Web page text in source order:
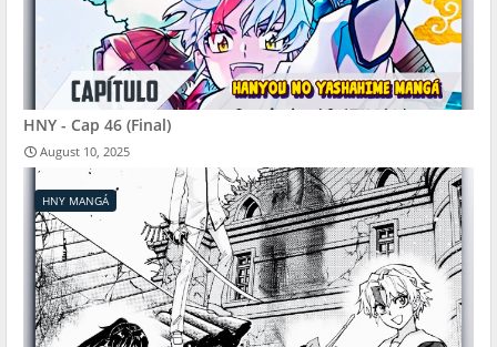
HNY - Cap 46 (Final)
August 10, 2025
HNY MANGÁ